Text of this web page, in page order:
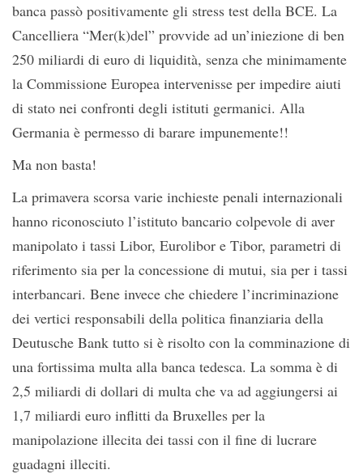
banca passò positivamente gli stress test della BCE. La
Cancelliera “Mer(k)del” provvide ad un’iniezione di ben
250 miliardi di euro di liquidità, senza che minimamente
la Commissione Europea intervenisse per impedire aiuti
di stato nei confronti degli istituti germanici. Alla
Germania è permesso di barare impunemente!!
Ma non basta!
La primavera scorsa varie inchieste penali internazionali
hanno riconosciuto l’istituto bancario colpevole di aver
manipolato i tassi Libor, Eurolibor e Tibor, parametri di
riferimento sia per la concessione di mutui, sia per i tassi
interbancari. Bene invece che chiedere l’incriminazione
dei vertici responsabili della politica finanziaria della
Deutusche Bank tutto si è risolto con la comminazione di
una fortissima multa alla banca tedesca. La somma è di
2,5 miliardi di dollari di multa che va ad aggiungersi ai
1,7 miliardi euro inflitti da Bruxelles per la
manipolazione illecita dei tassi con il fine di lucrare
guadagni illeciti.